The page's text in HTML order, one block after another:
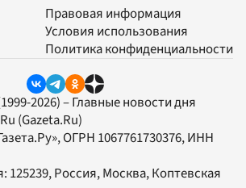
Правовая информация
Условия использования
Политика конфиденциальности
2026) – Главные новости дня
(Gazeta.Ru)
, ОГРН 1067761730376, ИНН
125239, Россия, Москва, Коптевская